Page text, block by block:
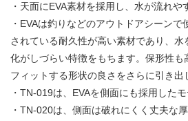
・天面にEVA素材を採用し、水が流れや
・EVAは釣りなどのアウトドアシーン
されている耐久性が高い素材であり、
化がしづらい特徴をもちます。保形性も
フィットする形状の良さをさらに引き出
・TN-019は、EVAを側面にも採用したモ
・TN-020は、側面は破れにくく丈夫な